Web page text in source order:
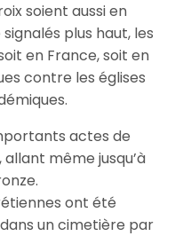
soient aussi en
plus haut, les
en France, soit en
contre les églises
actes de
même jusqu’à
ont été
un cimetière par